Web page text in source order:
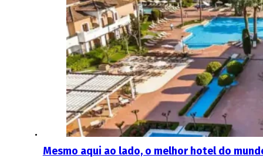
Mesmo aqui ao lado, o melhor hotel do